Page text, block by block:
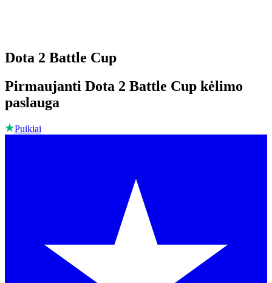
Dota 2 Battle Cup
Pirmaujanti Dota 2 Battle Cup kėlimo
paslauga
Puikiai